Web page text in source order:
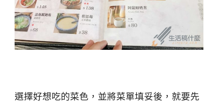
選擇好想吃的菜色，並將菜單填妥後，就要先